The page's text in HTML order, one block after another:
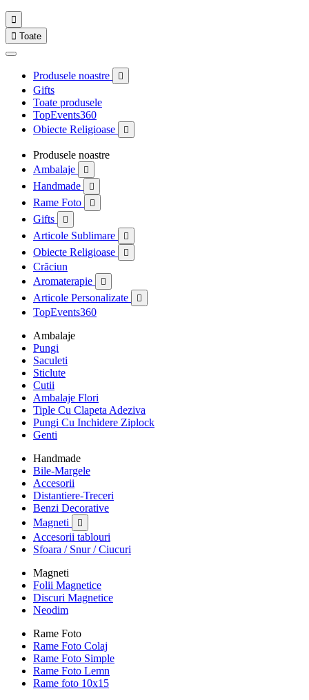

 Toate
Produsele noastre 
Gifts
Toate produsele
TopEvents360
Obiecte Religioase

Produsele noastre
Ambalaje

Handmade 
Rame Foto 
Gifts 
Articole Sublimare 
Obiecte Religioase 
Crăciun
Aromaterapie

Articole Personalizate 
TopEvents360
Ambalaje
Pungi
Saculeti
Sticlute
Cutii
Ambalaje Flori
Tiple Cu Clapeta Adeziva
Pungi Cu Inchidere Ziplock
Genti
Handmade
Bile-Margele
Accesorii
Distantiere-Treceri
Benzi Decorative
Magneti

Accesorii tablouri
Sfoara / Snur / Ciucuri
Magneti
Folii Magnetice
Discuri Magnetice
Neodim
Rame Foto
Rame Foto Colaj
Rame Foto Simple
Rame Foto Lemn
Rame foto 10x15